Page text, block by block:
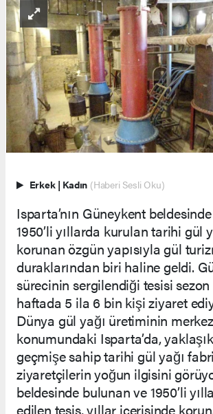
Erkek | Kadın (Haberi Sesli Oku)
Isparta’nın Güneykent
1950’li yıllarda kurulan tarihi gül
korunan özgün yapısıyla gül
duraklarından biri haline geldi.
sürecinin sergilendiği tesisi
haftada 5 ila 6 bin kişi ziyaret
Dünya gül yağı üretiminin
konumundaki Isparta’da,
geçmişe sahip tarihi gül yağı
ziyaretçilerin yoğun ilgisini
beldesinde bulunan ve 1950’li
edilen tesis, yıllar içerisinde